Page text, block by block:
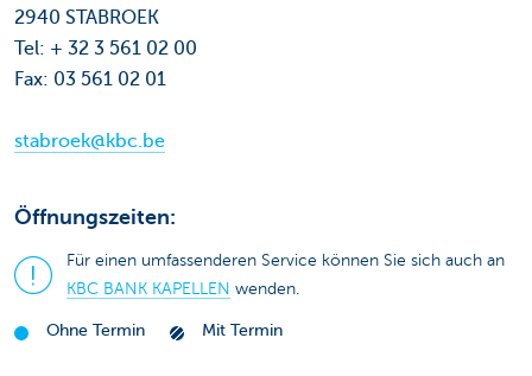
2940 STABROEK
Tel: + 32 3 561 02 00
Fax: 03 561 02 01
stabroek@kbc.be
Öffnungszeiten:
Für einen umfassenderen Service können Sie sich auch an
KBC BANK KAPELLEN wenden.
Ohne Termin Mit Termin